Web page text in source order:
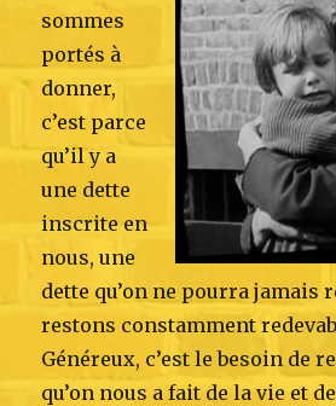
sommes
portés à
donner,
c’est parce
qu’il y a
une dette
inscrite en
nous, une
dette qu’on ne pourra jamais
restons constamment
Généreux, c’est le besoin de
qu’on nous a fait de la vie et